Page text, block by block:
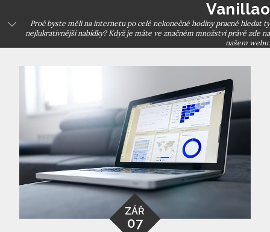
to
content
Vanillao
Proč byste měli na internetu po celé nekonečné hodiny pracně hledat ty
nejlukrativnější nabídky? Když je máte ve značném množství právě zde na
našem webu.
ZÁŘ
07